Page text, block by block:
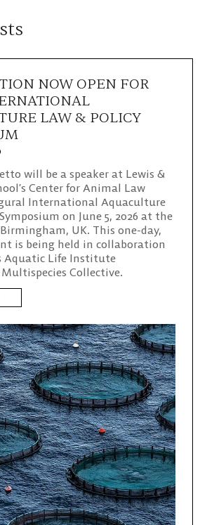
NOW OPEN FOR
LAW & POLICY
will be a speaker at Lewis &
Center for Animal Law
International Aquaculture
on June 5, 2026 at the
UK. This one-day,
is being held in collaboration
Aquatic Life Institute
Collective.